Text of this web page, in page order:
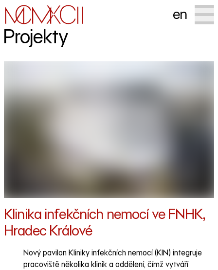
en
Projekty
Klinika infekčních nemocí ve FNHK,
Hradec Králové
Nový pavilon Kliniky infekčních nemocí (KIN) integruje
pracoviště několika klinik a oddělení, čímž vytváří